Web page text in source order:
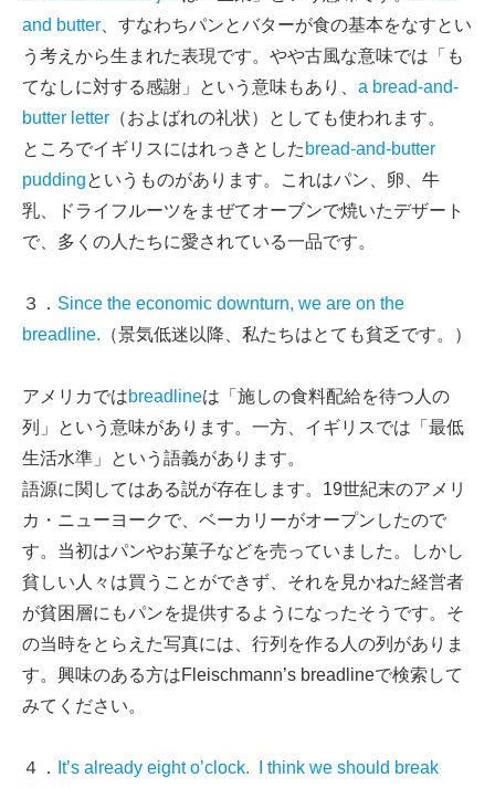
and butter 、すなわちパンとバターが食の基本をなすとい
う考えから生まれた表現です。やや古風な意味では「も
てなしに対する感謝」という意味もあり、 a bread-and-
butter letter （およばれの礼状）としても使われます。
ところでイギリスにはれっきとした bread-and-butter
puddingというものがあります。これはパン、卵、牛
乳、ドライフルーツをまぜてオーブンで焼いたデザート
で、多くの人たちに愛されている一品です。
３． Since the economic downturn, we are on the
breadline. （景気低迷以降、私たちはとても貧乏です。）
アメリカではbreadlineは「施しの食料配給を待つ人の
列」という意味があります。一方、イギリスでは「最低
生活水準」という語義があります。
語源に関してはある説が存在します。19世紀末のアメリ
カ・ニューヨークで、ベーカリーがオープンしたので
す。当初はパンやお菓子などを売っていました。しかし
貧しい人々は買うことができず、それを見かねた経営者
が貧困層にもパンを提供するようになったそうです。そ
の当時をとらえた写真には、行列を作る人の列がありま
す。興味のある方はFleischmann’s breadlineで検索して
みてください。
４．
It’s already eight o’clock. I think we should break